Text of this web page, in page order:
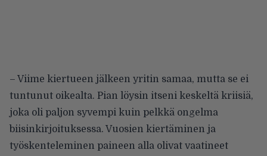
– Viime kiertueen jälkeen yritin samaa, mutta se ei
tuntunut oikealta. Pian löysin itseni keskeltä kriisiä,
joka oli paljon syvempi kuin pelkkä ongelma
biisinkirjoituksessa. Vuosien kiertäminen ja
työskenteleminen paineen alla olivat vaatineet